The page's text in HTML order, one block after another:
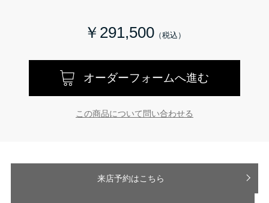
￥291,500
オーダーフォームへ進む
この商品について問い合わせる
来店予約はこちら